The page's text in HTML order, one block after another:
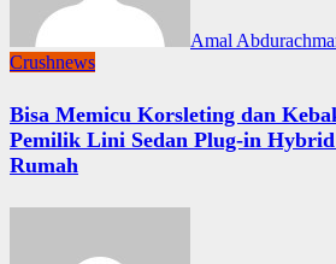
Amal
Crushnews
Bisa Memicu Korsleting dan
Pemilik Lini Sedan Plug-in
Rumah